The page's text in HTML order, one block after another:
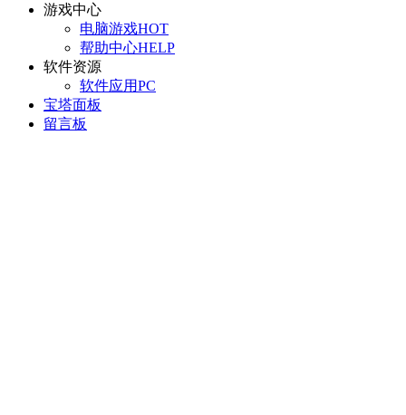
游戏中心
电脑游戏HOT
帮助中心HELP
软件资源
软件应用PC
宝塔面板
留言板